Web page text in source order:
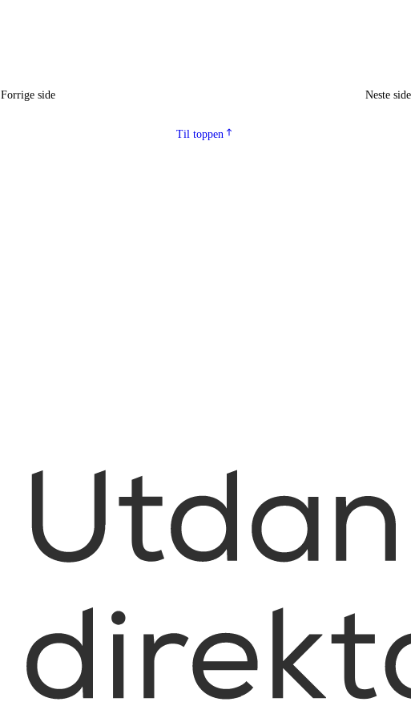
Forrige side Neste side
Til toppen